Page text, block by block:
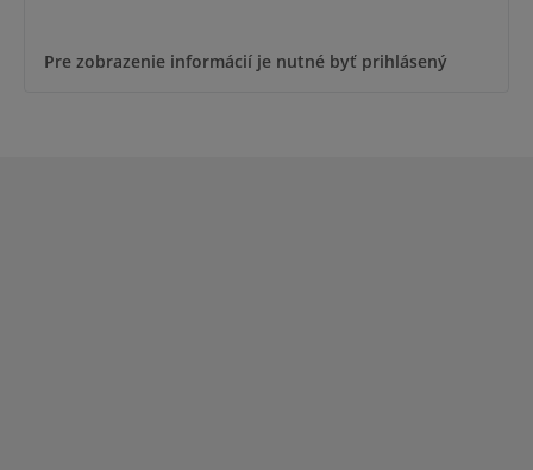
Pre zobrazenie informácií je nutné byť prihlásený